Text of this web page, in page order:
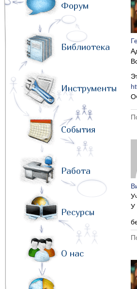
Форум
Библиотека
Инструменты
События
Работа
Ресурсы
О нас
У